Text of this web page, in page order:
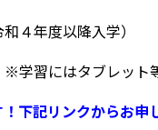
４年度以降入学）
学習にはタブレット
下記リンクからお申